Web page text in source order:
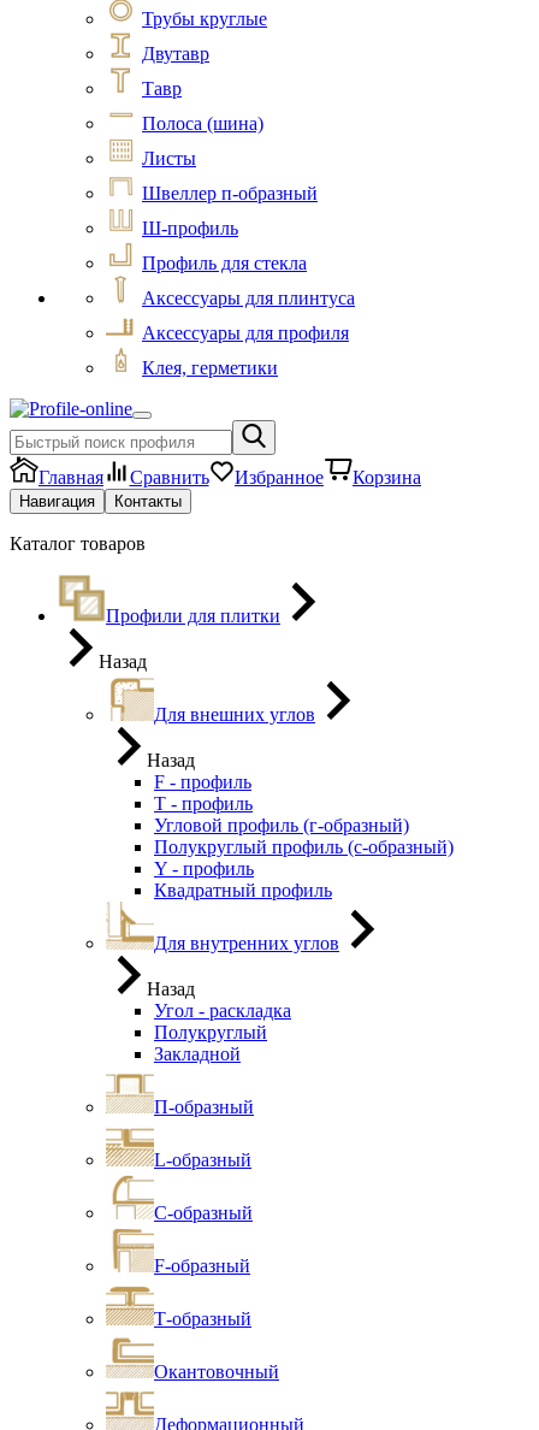
Трубы круглые
Двутавр
Тавр
Полоса (шина)
Листы
Швеллер п-образный
Ш-профиль
Профиль для стекла
Аксессуары для плинтуса
Аксессуары для профиля
Клея, герметики
Главная Сравнить Избранное Корзина
Навигация Контакты
Каталог товаров
Профили для плитки
Назад
Для внешних углов
Назад
F - профиль
Т - профиль
Угловой профиль (г-образный)
Полукруглый профиль (с-образный)
Y - профиль
Квадратный профиль
Для внутренних углов
Назад
Угол - раскладка
Полукруглый
Закладной
П-образный
L-образный
С-образный
F-образный
Т-образный
Окантовочный
Деформационный